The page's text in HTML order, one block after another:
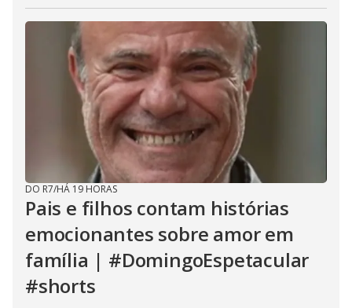
DO R7/HÁ 19 HORAS
Pais e filhos contam histórias
emocionantes sobre amor em
família | #DomingoEspetacular
#shorts